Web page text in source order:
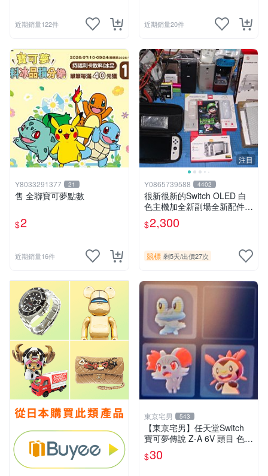
近期銷量122件 近期銷量20件
Y8033291377 21
售 全聯寶可夢點數
$2
近期銷量16件
注目
Y0865739588 4402
很新很新的Switch OLED 白
色主機加全新副場全新配件一
堆和一片路易2遊戲片~一元
起標無底價便宜賣囉
$2,300
競標 剩5天/出價27次
東京宅男 543
【東京宅男】任天堂Switch
寶可夢傳說 Z-A 6V 頭目 色違
XY版御三家 一隻30元
$30